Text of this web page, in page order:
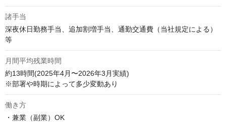
諸手当
深夜休日勤務手当、追加割増手当、通勤交通費（当社規定による）
等
月間平均残業時間
約13時間(2025年4月〜2026年3月実績)
※部署や時期によって多少変動あり
働き方
・兼業（副業）OK